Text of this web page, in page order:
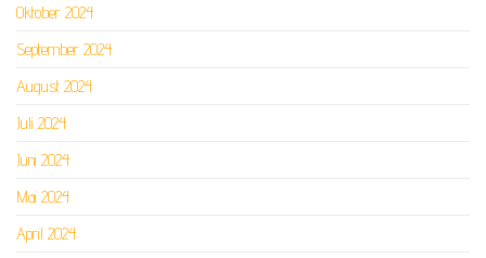
Oktober 2024
September 2024
August 2024
Juli 2024
Juni 2024
Mai 2024
April 2024